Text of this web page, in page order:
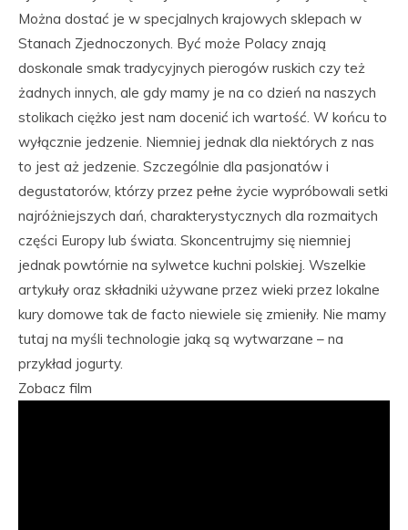
Można dostać je w specjalnych krajowych sklepach w
Stanach Zjednoczonych. Być może Polacy znają
doskonale smak tradycyjnych pierogów ruskich czy też
żadnych innych, ale gdy mamy je na co dzień na naszych
stolikach ciężko jest nam docenić ich wartość. W końcu to
wyłącznie jedzenie. Niemniej jednak dla niektórych z nas
to jest aż jedzenie. Szczególnie dla pasjonatów i
degustatorów, którzy przez pełne życie wypróbowali setki
najróżniejszych dań, charakterystycznych dla rozmaitych
części Europy lub świata. Skoncentrujmy się niemniej
jednak powtórnie na sylwetce kuchni polskiej. Wszelkie
artykuły oraz składniki używane przez wieki przez lokalne
kury domowe tak de facto niewiele się zmieniły. Nie mamy
tutaj na myśli technologie jaką są wytwarzane – na
przykład jogurty.
Zobacz film